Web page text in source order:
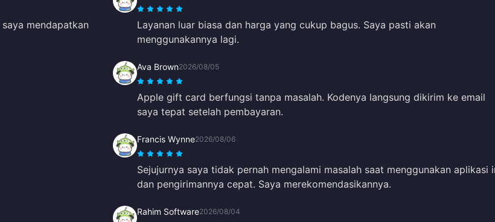
mendapatkan
Layanan luar biasa dan harga yang cukup bagus. Saya pasti akan
menggunakannya lagi.
Ava Brown2026/08/05
Apple gift card berfungsi tanpa masalah. Kodenya langsung dikirim ke email
saya tepat setelah pembayaran.
Francis Wynne2026/08/06
Sejujurnya saya tidak pernah mengalami masalah saat menggunakan aplikasi
dan pengirimannya cepat. Saya merekomendasikannya.
Rahim Software2026/08/04